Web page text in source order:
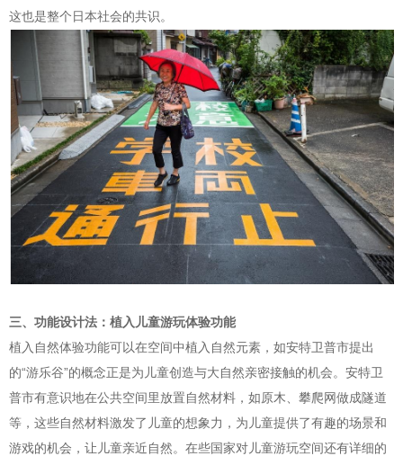
这也是整个日本社会的共识。
三、功能设计法：植入儿童游玩体验功能
植入自然体验功能可以在空间中植入自然元素，如安特卫普市提出
的“游乐谷”的概念正是为儿童创造与大自然亲密接触的机会。安特卫
普市有意识地在公共空间里放置自然材料，如原木、攀爬网做成隧道
等，这些自然材料激发了儿童的想象力，为儿童提供了有趣的场景和
游戏的机会，让儿童亲近自然。在些国家对儿童游玩空间还有详细的